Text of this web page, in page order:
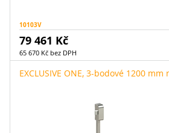
10103V
79 461 Kč
65 670 Kč bez DPH
EXCLUSIVE ONE, 3-bodové 1200